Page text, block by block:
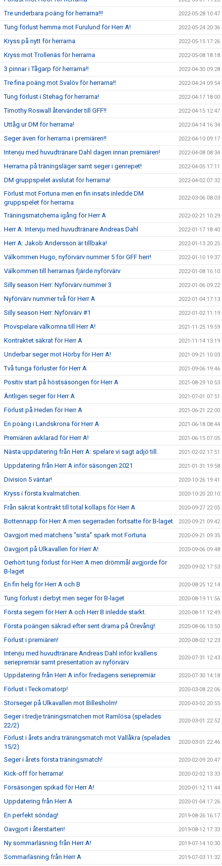
Tre underbara poäng för herrarna!!! 2022-05-28 10:47
Tung förlust hemma mot Furulund för Herr A! 2022-05-24 20:36
Kryss på nytt för herrarna 2022-05-15 17:26
Kryss mot Trollenäs för herrarna 2022-05-08 18:18
3 pinnar i Tågarp för herrarna!! 2022-04-30 09:28
Tre fina poäng mot Svalöv för herrarna!! 2022-04-24 09:54
Tung förlust i Stehag för herrarna! 2022-04-17 18:00
Timothy Roswall återvänder till GFF!! 2022-04-15 12:47
Uttåg ur DM för herrarna! 2022-04-14 16:34
Seger även för herrarna i premiären!! 2022-04-10 09:17
Intervju med huvudtränare Dahl dagen innan premiären! 2022-04-08 08:34
Herrarna på träningsläger samt seger i genrepet! 2022-04-05 17:11
DM gruppspelet avslutat för herrarna! 2022-04-02 07:32
Förlust mot Fortuna men en fin insats inledde DM
gruppspelet för herrarna
2022-03-06 08:03
Träningsmatcherna igång för Herr A 2022-02-21 10:29
Herr A: Intervju med huvudtränare Andreas Dahl 2022-01-17 18:40
Herr A: Jakob Andersson är tillbaka! 2022-01-13 20:25
Välkommen Hugo, nyförvärv nummer 5 för GFF herr! 2022-01-10 19:37
Välkommen till herrarnas fjärde nyförvärv 2022-01-08 16:10
Silly season Herr: Nyförvärv nummer 3 2022-01-06 09:22
Nyförvärv nummer två för Herr A 2022-01-04 17:13
Silly season Herr: Nyförvärv #1 2022-01-02 11:19
Provspelare välkomna till Herr A! 2021-11-25 19:59
Kontraktet säkrat för Herr A 2021-11-14 13:19
Underbar seger mot Hörby för Herr A! 2021-09-21 10:03
Två tunga förluster för Herr A 2021-09-06 19:46
Positiv start på höstsäsongen för Herr A 2021-08-29 10:53
Äntligen seger för Herr A 2021-07-01 07:51
Förlust på Heden för Herr A 2021-06-21 22:00
En poäng i Landskrona för Herr A 2021-06-18 08:44
Premiären avklarad för Herr A! 2021-06-15 07:05
Nästa uppdatering från Herr A: spelare vi sagt adjö till. 2021-02-02 17:51
Uppdatering från Herr A inför säsongen 2021 2021-01-31 19:58
Division 5 väntar! 2020-10-26 19:41
Kryss i första kvalmatchen. 2020-10-20 20:10
Från säkrat kontrakt till total kollaps för Herr A 2020-09-27 22:05
Bottennapp för Herr A men segerraden fortsatte för B-laget 2020-09-21 09:42
Oavgjort med matchens ”sista” spark mot Fortuna 2020-09-21 09:35
Oavgjort på Ulkavallen för Herr A! 2020-09-06 09:48
Oerhört tung förlust för Herr A men drömmål avgjorde för
B-laget
2020-09-02 17:53
En fin helg för Herr A och B 2020-08-25 12:14
Tung förlust i derbyt men seger för B-laget 2020-08-19 11:56
Första segern för Herr A och Herr B inledde starkt. 2020-08-11 12:49
Första poängen säkrad efter sent drama på Örevång! 2020-08-06 13:50
Förlust i premiären! 2020-08-02 12:23
Intervju med huvudtränare Andreas Dahl inför kvällens
seriepremiär samt presentation av nyförvärv
2020-07-31 12:43
Uppdatering från Herr A inför fredagens seriepremiär 2020-07-30 14:18
Förlust i Teckomatorp! 2020-03-08 22:06
Storseger på Ulkavallen mot Billesholm! 2020-03-02 20:55
Seger i tredje träningsmatchen mot Ramlösa (spelades
22/2)
2020-03-01 22:52
Förlust i årets andra träningsmatch mot Vallåkra (spelades
15/2)
2020-03-01 22:46
Seger i årets första träningsmatch! 2020-02-09 20:47
Kick-off för herrarna! 2020-02-02 13:33
Försäsongen spikad för Herr A! 2020-01-12 11:44
Uppdatering från Herr A 2020-01-04 17:26
En perfekt söndag! 2019-08-26 16:17
Oavgjort i återstarten! 2019-08-12 17:33
Ny sommarläsning från Herr A! 2019-07-14 10:30
Sommarläsning från Herr A 2019-07-03 11:32